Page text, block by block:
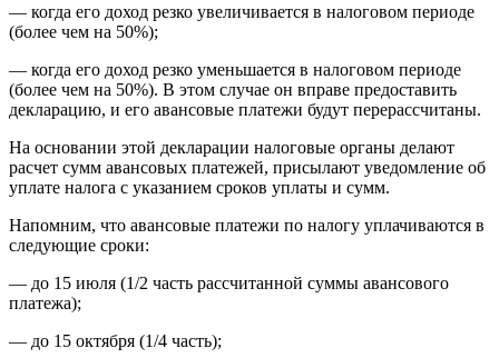
— когда его доход резко увеличивается в налоговом периоде
(более чем на 50%);
— когда его доход резко уменьшается в налоговом периоде
(более чем на 50%). В этом случае он вправе предоставить
декларацию, и его авансовые платежи будут перерассчитаны.
На основании этой декларации налоговые органы делают
расчет сумм авансовых платежей, присылают уведомление об
уплате налога с указанием сроков уплаты и сумм.
Напомним, что авансовые платежи по налогу уплачиваются в
следующие сроки:
— до 15 июля (1/2 часть рассчитанной суммы авансового
платежа);
— до 15 октября (1/4 часть);